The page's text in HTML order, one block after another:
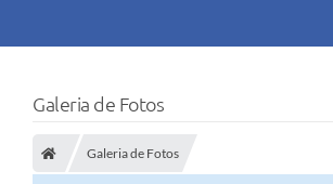
Galeria de Fotos
Galeria de Fotos